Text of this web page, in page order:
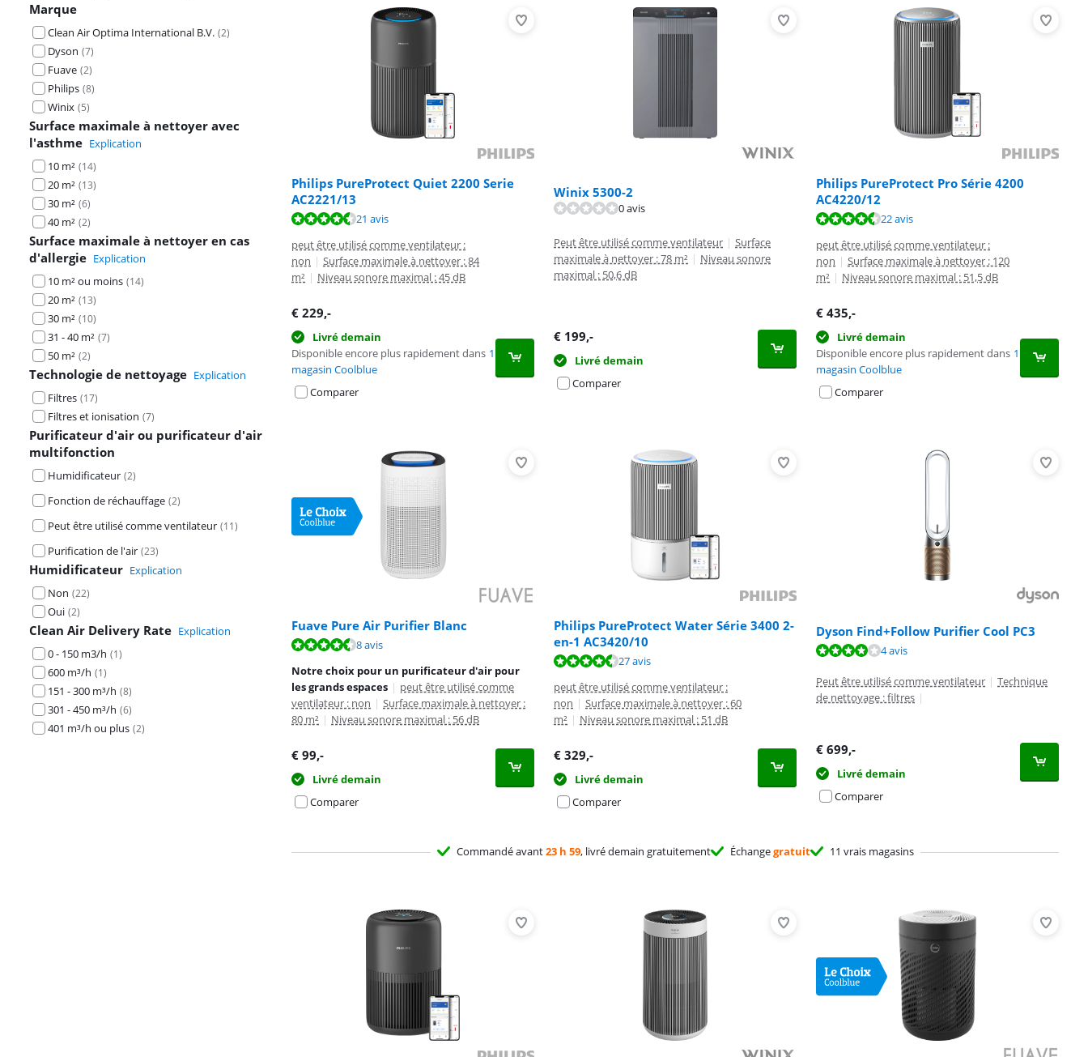
Marque
Clean Air Optima International B.V. (2)
Dyson (7)
Fuave (2)
Philips (8)
Winix (5)
Surface maximale à nettoyer avec
l'asthme Explication
10 m² (14)
20 m² (13)
30 m² (6)
40 m² (2)
Surface maximale à nettoyer en cas
d'allergie Explication
10 m² ou moins (14)
20 m² (13)
30 m² (10)
31 - 40 m² (7)
50 m² (2)
Technologie de nettoyage Explication
Filtres (17)
Filtres et ionisation (7)
Purificateur d'air ou purificateur d'air
multifonction
Humidificateur (2)
Fonction de réchauffage (2)
Peut être utilisé comme ventilateur (11)
Purification de l'air (23)
Humidificateur Explication
Non (22)
Oui (2)
Clean Air Delivery Rate Explication
0 - 150 m3/h (1)
600 m³/h (1)
151 - 300 m³/h (8)
301 - 450 m³/h (6)
401 m³/h ou plus (2)
Philips PureProtect Quiet 2200 Serie
AC2221/13
La note est de 9,0 sur 10, basée sur 21 avis.
21 avis
peut être utilisé comme ventilateur :
non | Surface maximale à nettoyer : 84
m² | Niveau sonore maximal : 45 dB
€ 229,-
Livré demain
Disponible encore plus rapidement dans 1
magasin Coolblue
Comparer
Winix 5300-2
0 avis
Peut être utilisé comme ventilateur | Surface
maximale à nettoyer : 78 m² | Niveau sonore
maximal : 50,6 dB
€ 199,-
Livré demain
Comparer
Philips PureProtect Pro Série 4200
AC4220/12
La note est de 9,1 sur 10, basée sur 22 avis.
22 avis
peut être utilisé comme ventilateur :
non | Surface maximale à nettoyer : 120
m² | Niveau sonore maximal : 51,5 dB
€ 435,-
Livré demain
Disponible encore plus rapidement dans 1
magasin Coolblue
Comparer
Fuave Pure Air Purifier Blanc
La note est de 9,0 sur 10, basée sur 8 avis.
8 avis
Notre choix pour un purificateur d'air pour
les grands espaces | peut être utilisé comme
ventilateur : non | Surface maximale à nettoyer :
80 m² | Niveau sonore maximal : 56 dB
€ 99,-
Livré demain
Comparer
Philips PureProtect Water Série 3400 2-
en-1 AC3420/10
27 avis
peut être utilisé comme ventilateur :
non | Surface maximale à nettoyer : 60
m² | Niveau sonore maximal : 51 dB
€ 329,-
Livré demain
Comparer
Dyson Find+Follow Purifier Cool PC3
La note est de 8,1 sur 10, basée sur 4 avis. 4 avis
Peut être utilisé comme ventilateur | Technique
de nettoyage : filtres |
€ 699,-
Livré demain
Comparer
Commandé avant23 h 59, livré demain gratuitement Échangegratuit 11 vrais magasins